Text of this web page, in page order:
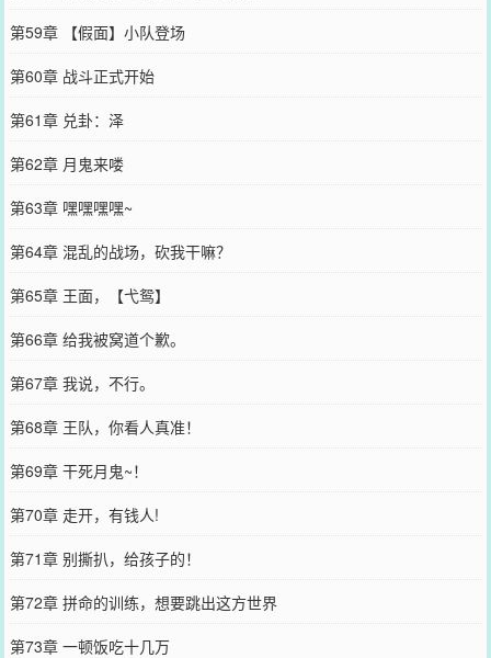
第59章 【假面】小队登场
第60章 战斗正式开始
第61章 兑卦：泽
第62章 月鬼来喽
第63章 嘿嘿嘿嘿~
第64章 混乱的战场，砍我干嘛？
第65章 王面，【弋鸳】
第66章 给我被窝道个歉。
第67章 我说，不行。
第68章 王队，你看人真准！
第69章 干死月鬼~！
第70章 走开，有钱人!
第71章 别撕扒，给孩子的！
第72章 拼命的训练，想要跳出这方世界
第73章 一顿饭吃十几万